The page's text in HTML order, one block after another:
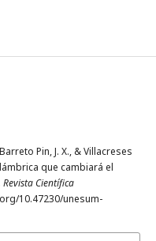
Pin, J. X., & Villacreses
que cambiará el
Revista Científica
10.47230/unesum-